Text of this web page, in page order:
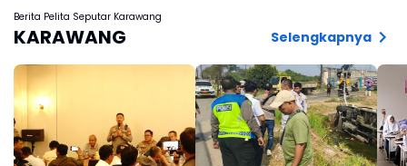
Berita Pelita Seputar Karawang
KARAWANG Selengkapnya